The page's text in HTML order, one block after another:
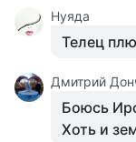
Нуяда
Телец
Дмитрий
Боюсь
Хоть и